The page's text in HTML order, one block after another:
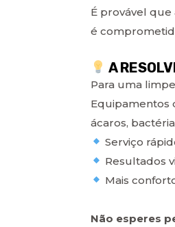
É provável que
é
A
Para uma
Equipamentos
ácaros,
Serviço
Resultados
Mais
Não esperes